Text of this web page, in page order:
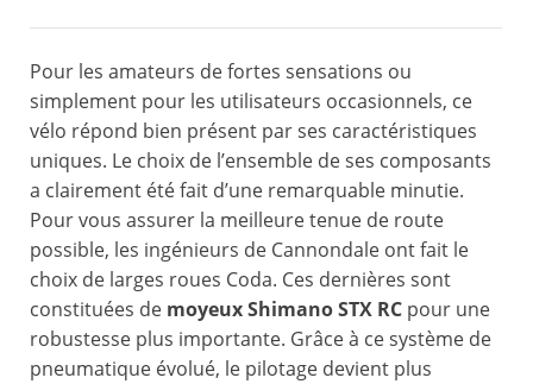
Pour les amateurs de fortes sensations ou
simplement pour les utilisateurs occasionnels, ce
vélo répond bien présent par ses caractéristiques
uniques. Le choix de l’ensemble de ses composants
a clairement été fait d’une remarquable minutie.
Pour vous assurer la meilleure tenue de route
possible, les ingénieurs de Cannondale ont fait le
choix de larges roues Coda. Ces dernières sont
constituées de moyeux Shimano STX RC pour une
robustesse plus importante. Grâce à ce système de
pneumatique évolué, le pilotage devient plus